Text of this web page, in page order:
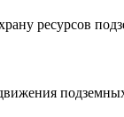
ресурсов